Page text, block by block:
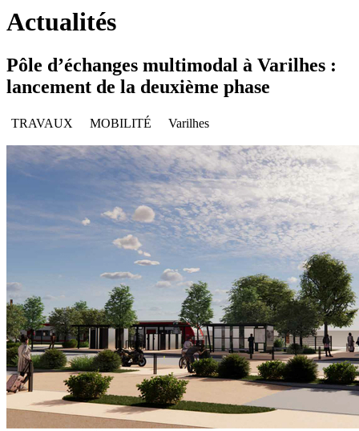
Actualités
Pôle d’échanges multimodal à Varilhes :
lancement de la deuxième phase
TRAVAUX MOBILITÉ Varilhes